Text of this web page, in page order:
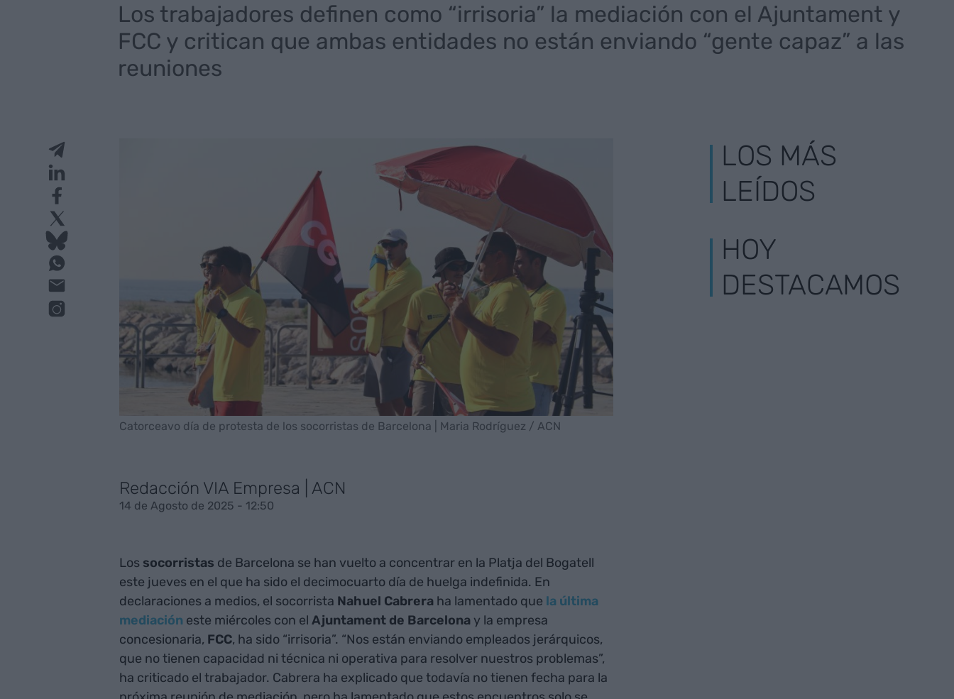
Los trabajadores definen como “irrisoria” la mediación con el Ajuntament y
FCC y critican que ambas entidades no están enviando “gente capaz” a las
reuniones
Catorceavo día de protesta de los socorristas de Barcelona | Maria Rodríguez / ACN
Redacción VIA Empresa | ACN
14 de Agosto de 2025 - 12:50
Los socorristas de Barcelona se han vuelto a concentrar en la Platja del Bogatell
este jueves en el que ha sido el decimocuarto día de huelga indefinida. En
declaraciones a medios, el socorrista Nahuel Cabreraha lamentado que la última
mediación este miércoles con el Ajuntament de Barcelonay la empresa
concesionaria, FCC, ha sido “irrisoria”. “Nos están enviando empleados jerárquicos,
que no tienen capacidad ni técnica ni operativa para resolver nuestros problemas”,
ha criticado el trabajador. Cabrera ha explicado que todavía no tienen fecha para la
LOS MÁS
LEÍDOS
HOY
DESTACAMOS